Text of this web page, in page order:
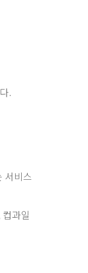
.
서비스
과일